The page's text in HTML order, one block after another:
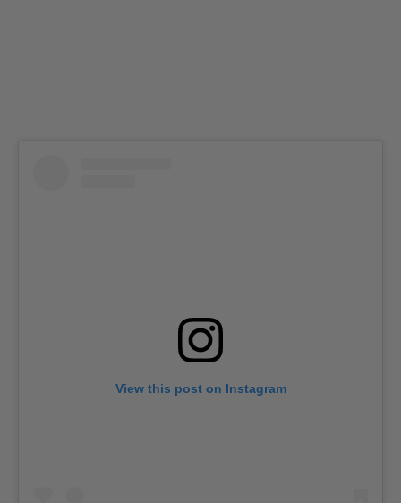
View this post on Instagram